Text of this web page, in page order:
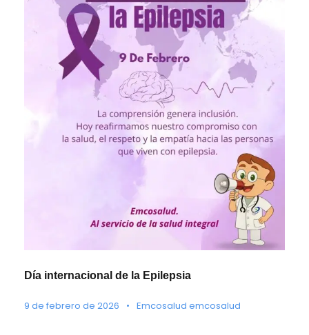
Día internacional de la Epilepsia
9 de febrero de 2026 • Emcosalud emcosalud